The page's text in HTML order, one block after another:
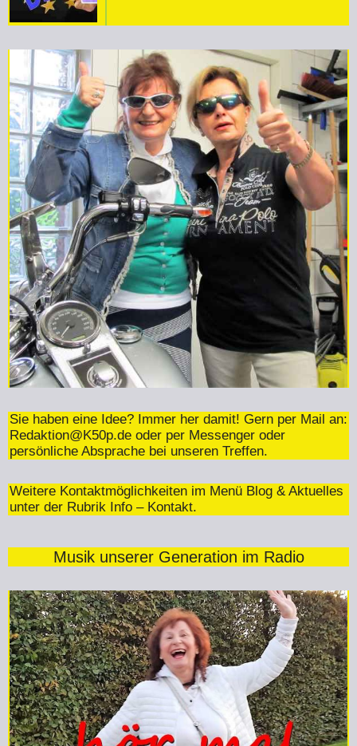
Sie haben eine Idee? Immer her damit! Gern per Mail an:
Redaktion@K50p.de oder per Messenger oder
persönliche Absprache bei unseren Treffen.
Weitere Kontaktmöglichkeiten im Menü Blog & Aktuelles
unter der Rubrik Info – Kontakt.
Musik unserer Generation im Radio